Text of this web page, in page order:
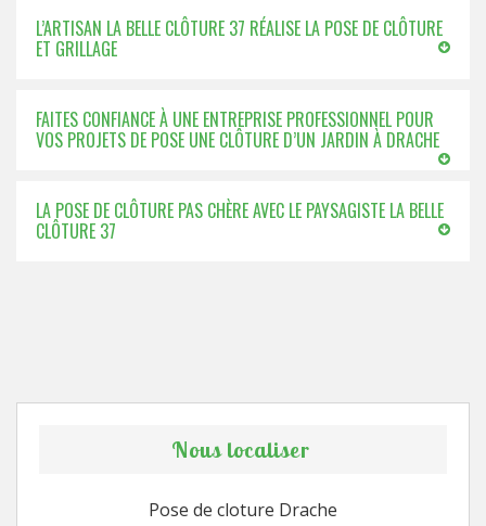
L’ARTISAN LA BELLE CLÔTURE 37 RÉALISE LA POSE DE CLÔTURE
ET GRILLAGE
FAITES CONFIANCE À UNE ENTREPRISE PROFESSIONNEL POUR
VOS PROJETS DE POSE UNE CLÔTURE D’UN JARDIN À DRACHE
LA POSE DE CLÔTURE PAS CHÈRE AVEC LE PAYSAGISTE LA BELLE
CLÔTURE 37
Nous localiser
Pose de cloture Drache